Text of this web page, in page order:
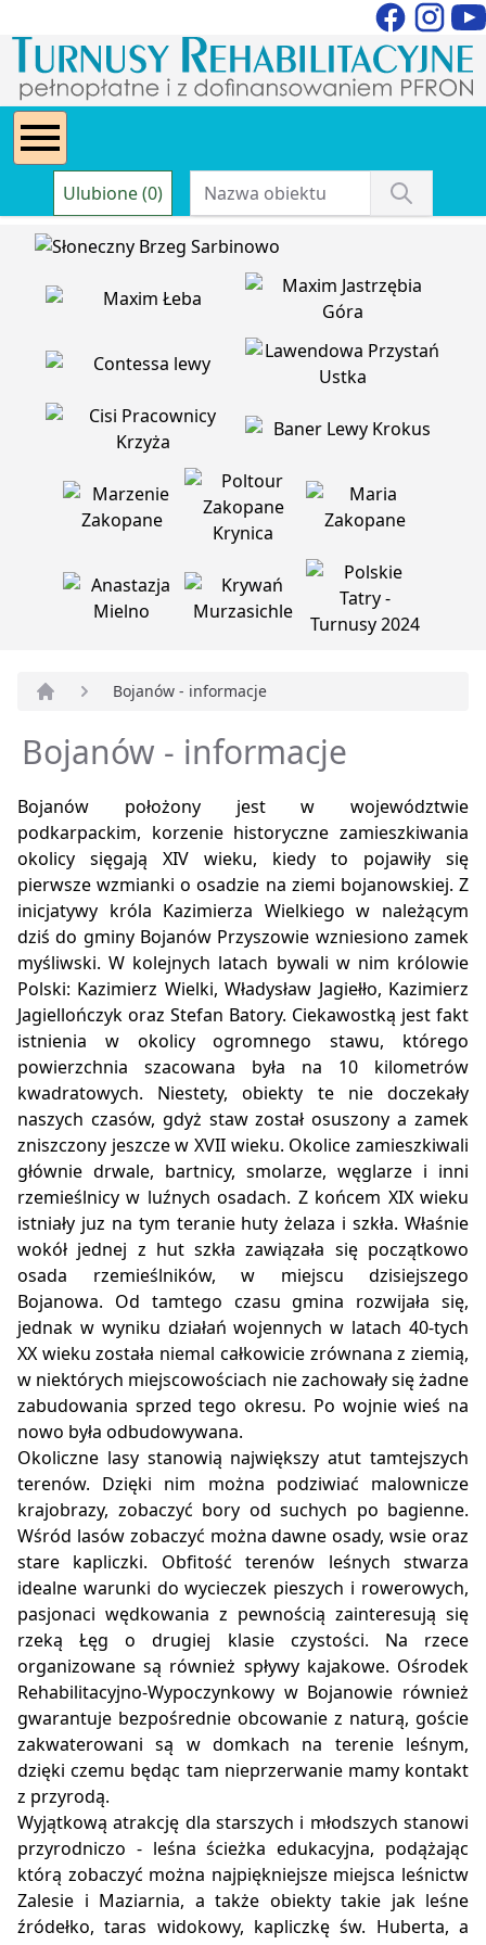
Ulubione (0)
Bojanów - informacje
Bojanów - informacje
Bojanów położony jest w województwie
podkarpackim, korzenie historyczne zamieszkiwania
okolicy sięgają XIV wieku, kiedy to pojawiły się
pierwsze wzmianki o osadzie na ziemi bojanowskiej. Z
inicjatywy króla Kazimierza Wielkiego w należącym
dziś do gminy Bojanów Przyszowie wzniesiono zamek
myśliwski. W kolejnych latach bywali w nim królowie
Polski: Kazimierz Wielki, Władysław Jagiełło, Kazimierz
Jagiellończyk oraz Stefan Batory. Ciekawostką jest fakt
istnienia w okolicy ogromnego stawu, którego
powierzchnia szacowana była na 10 kilometrów
kwadratowych. Niestety, obiekty te nie doczekały
naszych czasów, gdyż staw został osuszony a zamek
zniszczony jeszcze w XVII wieku. Okolice zamieszkiwali
głównie drwale, bartnicy, smolarze, węglarze i inni
rzemieślnicy w luźnych osadach. Z końcem XIX wieku
istniały juz na tym teranie huty żelaza i szkła. Właśnie
wokół jednej z hut szkła zawiązała się początkowo
osada rzemieślników, w miejscu dzisiejszego
Bojanowa. Od tamtego czasu gmina rozwijała się,
jednak w wyniku działań wojennych w latach 40-tych
XX wieku została niemal całkowicie zrównana z ziemią,
w niektórych miejscowościach nie zachowały się żadne
zabudowania sprzed tego okresu. Po wojnie wieś na
nowo była odbudowywana.
Okoliczne lasy stanowią największy atut tamtejszych
terenów. Dzięki nim można podziwiać malownicze
krajobrazy, zobaczyć bory od suchych po bagienne.
Wśród lasów zobaczyć można dawne osady, wsie oraz
stare kapliczki. Obfitość terenów leśnych stwarza
idealne warunki do wycieczek pieszych i rowerowych,
pasjonaci wędkowania z pewnością zainteresują się
rzeką Łęg o drugiej klasie czystości. Na rzece
organizowane są również spływy kajakowe. Ośrodek
Rehabilitacyjno-Wypoczynkowy w Bojanowie również
gwarantuje bezpośrednie obcowanie z naturą, goście
zakwaterowani są w domkach na terenie leśnym,
dzięki czemu będąc tam nieprzerwanie mamy kontakt
z przyrodą.
Wyjątkową atrakcję dla starszych i młodszych stanowi
przyrodniczo - leśna ścieżka edukacyjna, podążając
którą zobaczyć można najpiękniejsze miejsca leśnictw
Zalesie i Maziarnia, a także obiekty takie jak leśne
źródełko, taras widokowy, kapliczkę św. Huberta, a